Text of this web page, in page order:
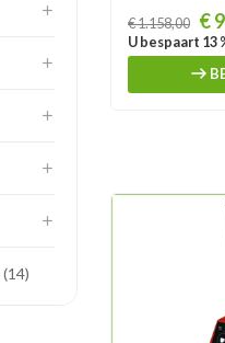
14
Prijs
€ 1.158,00 €
U bespaart 13